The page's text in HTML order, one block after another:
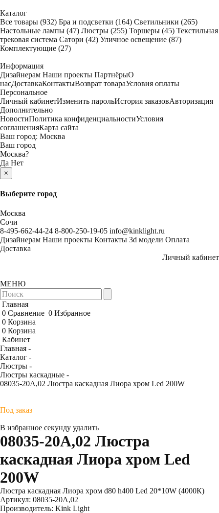
Каталог
Все товары (932) Бра и подсветки (164) Светильники (265)
Настольные лампы (47) Люстры (255) Торшеры (45) Текстильная
трековая система Сатори (42) Уличное освещение (87)
Комплектующие (27)
Информация
Дизайнерам Наши проекты ПартнёрыО
насДоставкаКонтактыВозврат товараУсловия оплаты
Персональное
Личный кабинетИзменить парольИстория заказовАвторизация
Дополнительно
НовостиПолитика конфиденциальностиУсловия
соглашенияКарта сайта
Ваш город: Москва
Ваш город
Москва?
Да Нет
×
Выберите город
Москва
Сочи
8-495-662-44-24 8-800-250-19-05 info@kinklight.ru
Дизайнерам Наши проекты Контакты 3d модели Оплата
Доставка
Личный кабинет
МЕНЮ
Главная
0 Сравнение 0 Избранное
0 Корзина
0 Корзина
Кабинет
Главная -
Каталог -
Люстры -
Люстры каскадные -
08035-20A,02 Люстра каскадная Лиора хром Led 200W
Под заказ
В избранное секунду удалить
08035-20A,02 Люстра
каскадная Лиора хром Led
200W
Люстра каскадная Лиора хром d80 h400 Led 20*10W (4000К)
Артикул: 08035-20A,02
Производитель: Kink Light